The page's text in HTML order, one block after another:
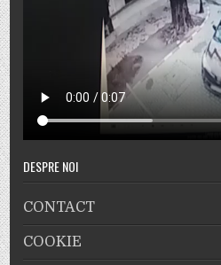
DESPRE NOI
CONTACT
COOKIE